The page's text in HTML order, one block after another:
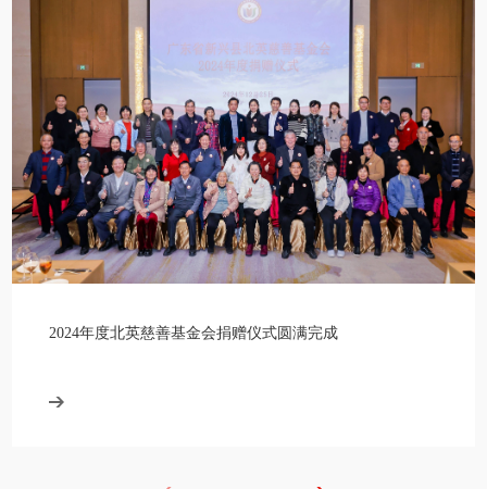
2024年度北英慈善基金会捐赠仪式圆满完成